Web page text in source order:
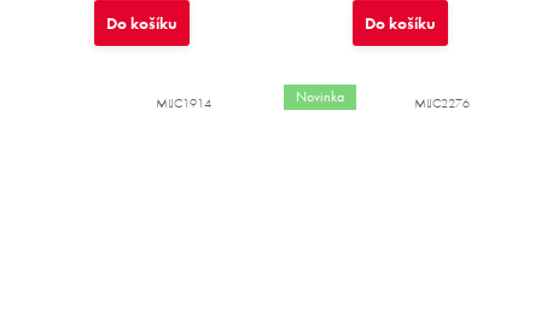
Do košíku Do košíku
MIJC1914 Novinka MIJC2276